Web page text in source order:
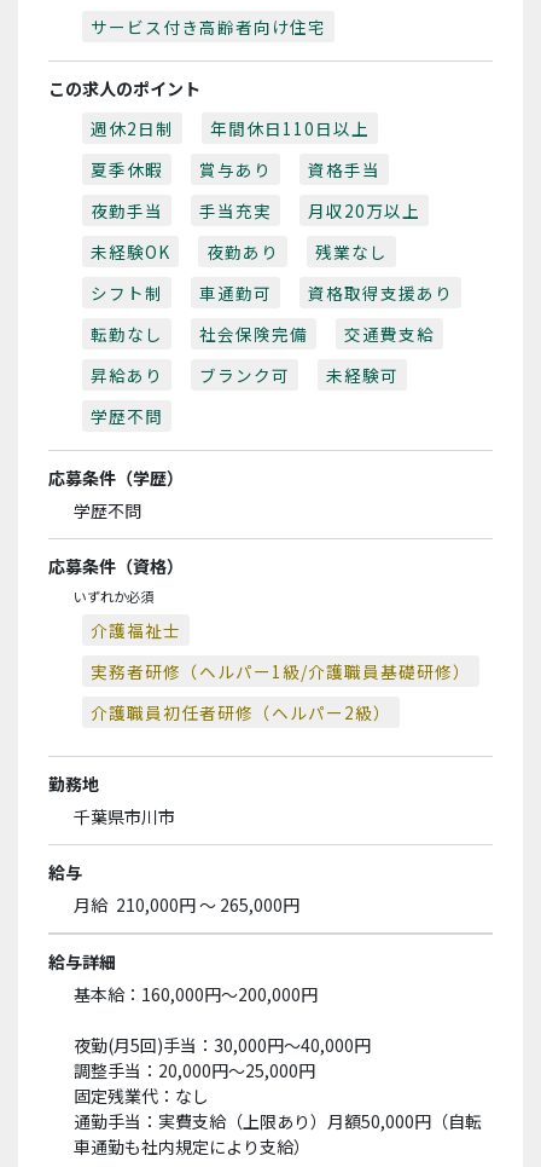
サービス付き高齢者向け住宅
この求人のポイント
週休2日制
年間休日110日以上
夏季休暇
賞与あり
資格手当
夜勤手当
手当充実
月収20万以上
未経験OK
夜勤あり
残業なし
シフト制
車通勤可
資格取得支援あり
転勤なし
社会保険完備
交通費支給
昇給あり
ブランク可
未経験可
学歴不問
応募条件（学歴）
学歴不問
応募条件（資格）
いずれか必須
介護福祉士
実務者研修（ヘルパー1級/介護職員基礎研修）
介護職員初任者研修（ヘルパー2級）
勤務地
千葉県市川市
給与
月給 210,000円 ～ 265,000円
給与詳細
基本給：160,000円〜200,000円
夜勤(月5回)手当：30,000円〜40,000円
調整手当：20,000円〜25,000円
固定残業代：なし
通勤手当：実費支給（上限あり）月額50,000円（自転
車通勤も社内規定により支給）